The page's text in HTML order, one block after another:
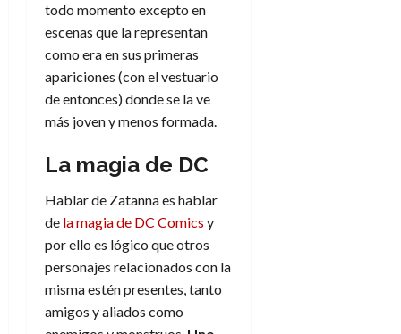
todo momento excepto en
escenas que la representan
como era en sus primeras
apariciones (con el vestuario
de entonces) donde se la ve
más joven y menos formada.
La magia de DC
Hablar de Zatanna es hablar
de la magia de DC Comics y
por ello es lógico que otros
personajes relacionados con la
misma estén presentes, tanto
amigos y aliados como